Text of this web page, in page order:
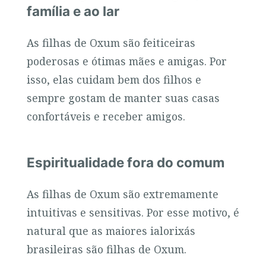
família e ao lar
As filhas de Oxum são feiticeiras
poderosas e ótimas mães e amigas. Por
isso, elas cuidam bem dos filhos e
sempre gostam de manter suas casas
confortáveis e receber amigos.
Espiritualidade fora do comum
As filhas de Oxum são extremamente
intuitivas e sensitivas. Por esse motivo, é
natural que as maiores ialorixás
brasileiras são filhas de Oxum.